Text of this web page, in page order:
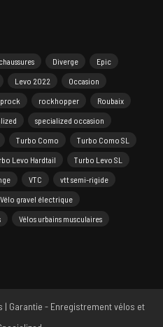
chaussures Diverge
Epic
Levo 2022
Occasion
rockhopper
Roubaix
specialized occasion
Turbo Como
Turbo Como SL
Levo Hardtail
Turbo Levo SL
VTC
vtt semi-rigide
Vélo gravel électrique
Vélos urbains musculaires
| Garantie - Enregistrement vélos et